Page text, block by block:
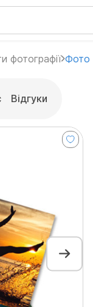
фотографії Фото
Відгуки